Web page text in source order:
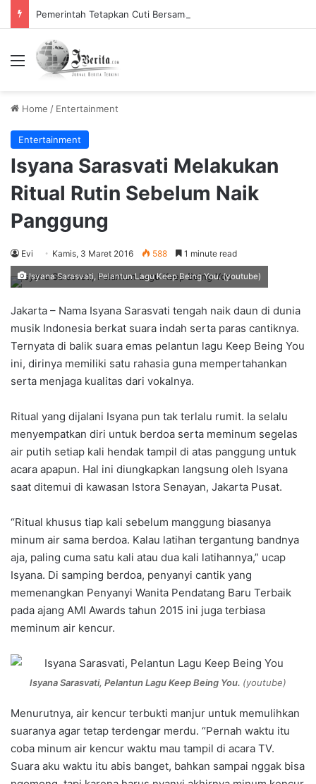
Menu
Home / Entertainment
Entertainment
Isyana Sarasvati Melakukan
Ritual Rutin Sebelum Naik
Panggung
Evi Kamis, 3 Maret 2016 588 1 minute read
Isyana Sarasvati, Pelantun Lagu Keep Being You. (youtube)
Jakarta – Nama Isyana Sarasvati tengah naik daun di dunia
musik Indonesia berkat suara indah serta paras cantiknya.
Ternyata di balik suara emas pelantun lagu Keep Being You
ini, dirinya memiliki satu rahasia guna mempertahankan
serta menjaga kualitas dari vokalnya.
Ritual yang dijalani Isyana pun tak terlalu rumit. Ia selalu
menyempatkan diri untuk berdoa serta meminum segelas
air putih setiap kali hendak tampil di atas panggung untuk
acara apapun. Hal ini diungkapkan langsung oleh Isyana
saat ditemui di kawasan Istora Senayan, Jakarta Pusat.
“Ritual khusus tiap kali sebelum manggung biasanya
minum air sama berdoa. Kalau latihan tergantung bandnya
aja, paling cuma satu kali atau dua kali latihannya,” ucap
Isyana. Di samping berdoa, penyanyi cantik yang
memenangkan Penyanyi Wanita Pendatang Baru Terbaik
pada ajang AMI Awards tahun 2015 ini juga terbiasa
meminum air kencur.
Isyana Sarasvati, Pelantun Lagu Keep Being You. (youtube)
Menurutnya, air kencur terbukti manjur untuk memulihkan
suaranya agar tetap terdengar merdu. “Pernah waktu itu
coba minum air kencur waktu mau tampil di acara TV.
Suara aku waktu itu abis banget, bahkan sampai nggak bisa